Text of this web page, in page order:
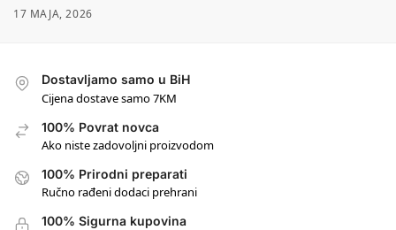
17 MAJA, 2026
Dostavljamo samo u BiH
Cijena dostave samo 7KM
100% Povrat novca
Ako niste zadovoljni proizvodom
100% Prirodni preparati
Ručno rađeni dodaci prehrani
100% Sigurna kupovina